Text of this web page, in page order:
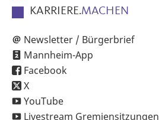
KARRIERE.MACHEN
Newsletter / Bürgerbrief
Mannheim-App
Facebook
X
YouTube
Livestream Gremiensitzungen